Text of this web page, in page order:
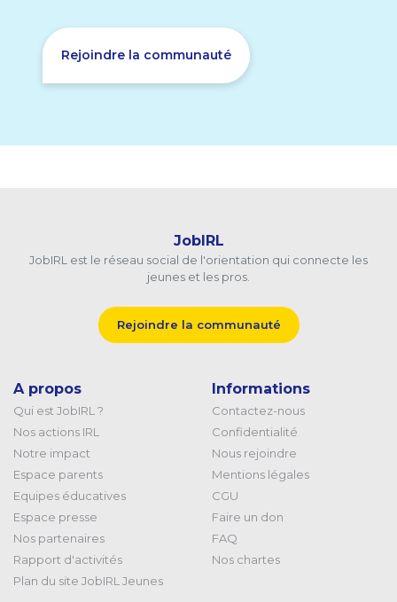
Rejoindre la communauté
JobIRL
JobIRL est le réseau social de l'orientation qui connecte les
jeunes et les pros.
Rejoindre la communauté
A propos
Qui est JobIRL ?
Nos actions IRL
Notre impact
Espace parents
Equipes éducatives
Espace presse
Nos partenaires
Rapport d'activités
Plan du site JobIRL Jeunes
Informations
Contactez-nous
Confidentialité
Nous rejoindre
Mentions légales
CGU
Faire un don
FAQ
Nos chartes